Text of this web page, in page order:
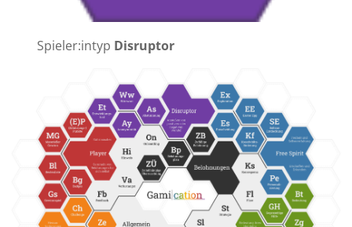
Spieler:intyp Disruptor